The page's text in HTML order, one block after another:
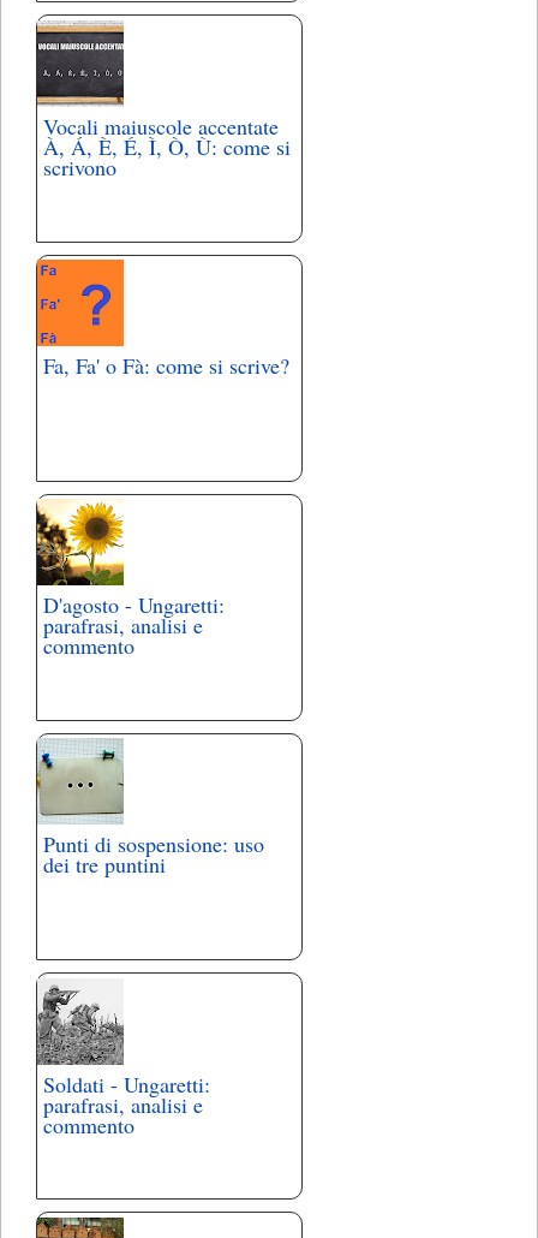
Vocali maiuscole accentate
À, Á, È, É, Ì, Ò, Ù: come si
scrivono
Fa, Fa' o Fà: come si scrive?
D'agosto - Ungaretti:
parafrasi, analisi e
commento
Punti di sospensione: uso
dei tre puntini
Soldati - Ungaretti:
parafrasi, analisi e
commento